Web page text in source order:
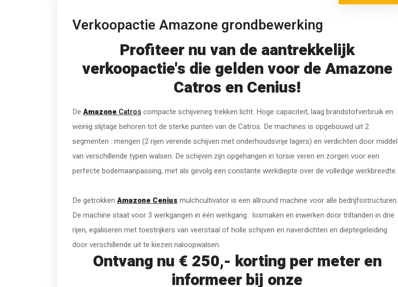
Verkoopactie Amazone grondbewerking
Profiteer nu van de aantrekkelijk
verkoopactie's die gelden voor de Amazone
Catros en Cenius!
De Amazone Catroscompacte schijveneg trekken licht. Hoge capaciteit, laag brandstofverbruik en
weinig slijtage behoren tot de sterke punten van de Catros. De machines is opgebouwd uit 2
segmenten : mengen (2 rijen verende schijven met onderhoudsvrije lagers) en verdichten door middel
van verschillende typen walsen. De schijven zijn opgehangen in torsie veren en zorgen voor een
perfecte bodemaanpassing, met als gevolg een constante werkdiepte over de volledige werkbreedte.
De getrokken Amazone Cenius mulchcultivator is een allround machine voor alle bedrijfsstructuren.
De machine staat voor 3 werkgangen in één werkgang : losmaken en inwerken door triltanden in drie
rijen, egaliseren met toestrijkers van veerstaal of holle schijven en naverdichten en dieptegeleiding
door verschillende uit te kiezen naloopwalsen.
Ontvang nu € 250,- korting per meter en
informeer bij onze